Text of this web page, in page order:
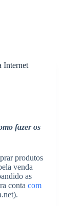
Internet
fazer os
produtos
venda
as
conta com